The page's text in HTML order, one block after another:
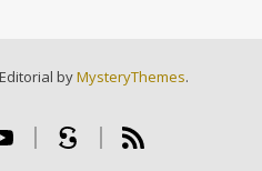
Editorial byMysteryThemes.
Scribd RSS